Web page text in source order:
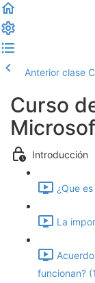
Anterior clase
Curso
Introducción
¿Que
La
funcionan?